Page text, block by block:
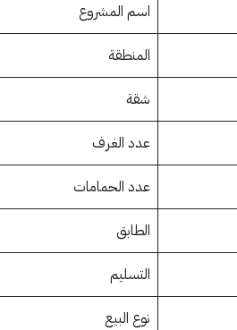
اسم المشروع
المنطقة
شقة
عدد الغرف
عدد الحمامات
الطابق
التسليم
نوع البيع